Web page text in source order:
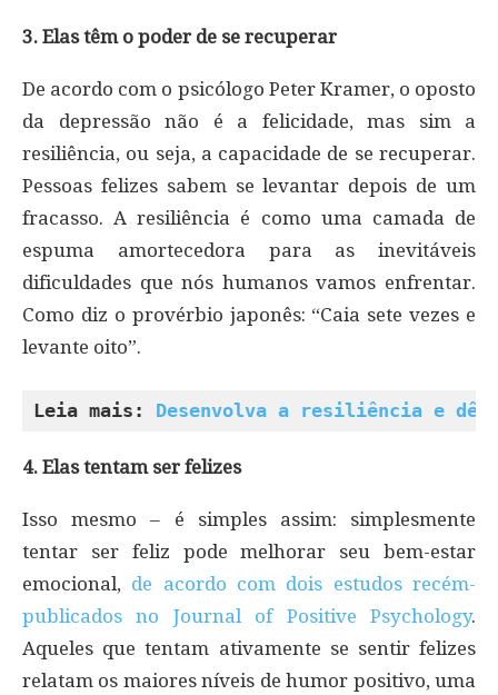
3. Elas têm o poder de se recuperar
De acordo com o psicólogo Peter Kramer, o oposto
da depressão não é a felicidade, mas sim a
resiliência, ou seja, a capacidade de se recuperar.
Pessoas felizes sabem se levantar depois de um
fracasso. A resiliência é como uma camada de
espuma amortecedora para as inevitáveis
dificuldades que nós humanos vamos enfrentar.
Como diz o provérbio japonês: “Caia sete vezes e
levante oito”.
Leia mais: Desenvolva a resiliência e dê
4. Elas tentam ser felizes
Isso mesmo – é simples assim: simplesmente
tentar ser feliz pode melhorar seu bem-estar
emocional, de acordo com dois estudos recém-
publicados no Journal of Positive Psychology.
Aqueles que tentam ativamente se sentir felizes
relatam os maiores níveis de humor positivo, uma